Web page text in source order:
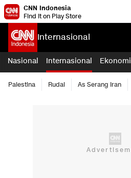
CNN Indonesia
Find it on Play Store
Internasional
Nasional Internasional Ekonomi
Palestina Rudal As Serang Iran